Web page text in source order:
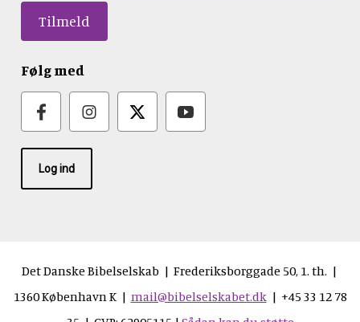
Følg med
Log ind
Det Danske Bibelselskab | Frederiksborggade 50, 1. th. |
1360 København K | mail@bibelselskabet.dk| +45 33 12 78